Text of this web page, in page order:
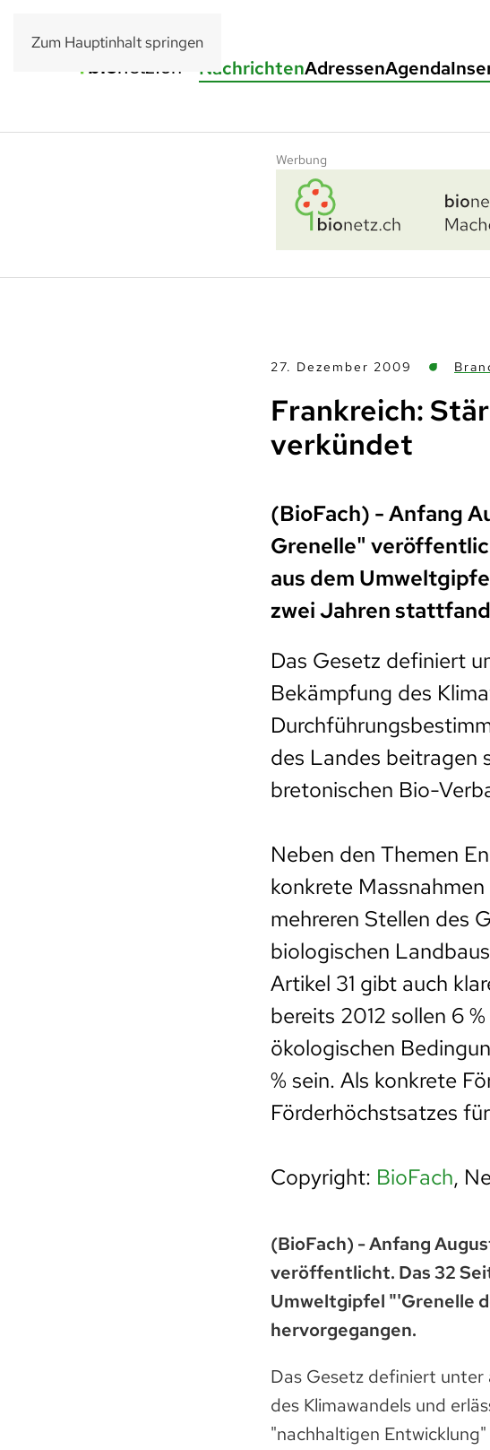
Zum Hauptinhalt springen
NachrichtenAdressenAgenda
Werbung
27. Dezember 2009
Frankreich:
verkündet
(BioFach) - Anfang
Grenelle"
aus dem
zwei Jahren
Das Gesetz definiert
Bekämpfung des
des Landes beitragen
bretonischen Bio-
Neben den Themen
konkrete
mehreren Stellen des
biologischen
Artikel 31 gibt auch
bereits 2012 sollen 6
ökologischen
% sein. Als konkrete
Förderhöchstsatzes
Copyright: BioFach,
(BioFach) - Anfang
veröffentlicht. Das 32
Umweltgipfel "'Grenelle
hervorgegangen.
Das Gesetz definiert
des Klimawandels und
"nachhaltigen